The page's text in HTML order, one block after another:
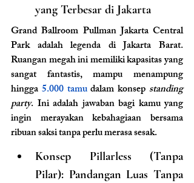
yang Terbesar di Jakarta
Grand Ballroom Pullman Jakarta Central
Park adalah legenda di Jakarta Barat.
Ruangan megah ini memiliki kapasitas yang
sangat fantastis, mampu menampung
hingga 5.000 tamu dalam konsep standing
party. Ini adalah jawaban bagi kamu yang
ingin merayakan kebahagiaan bersama
ribuan saksi tanpa perlu merasa sesak.
Konsep Pillarless (Tanpa
Pilar): Pandangan Luas Tanpa